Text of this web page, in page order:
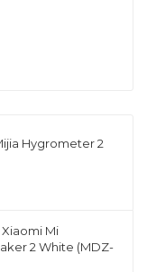
Hygrometer 2
Mi
2 White (MDZ-